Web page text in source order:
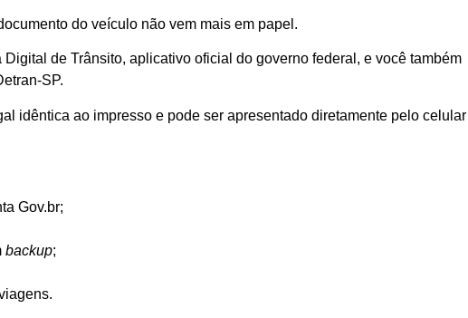
do veículo não vem mais em papel.
de Trânsito, aplicativo oficial do governo federal, e você também
SP.
idêntica ao impresso e pode ser apresentado diretamente pelo celular
Gov.br;
backup;